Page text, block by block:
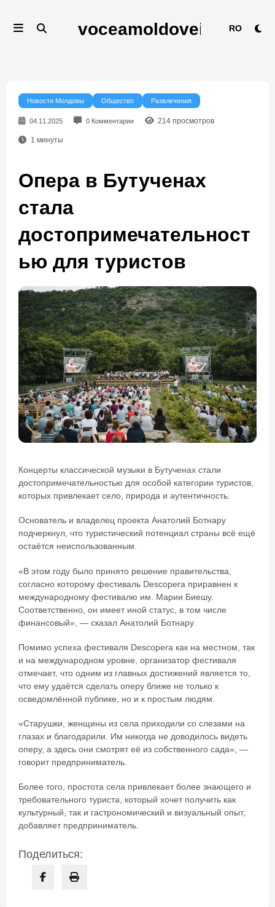
содержимому
RO
Новости Молдовы Общество Развлечения
04.11.2025 0 Комментарии 214 просмотров
1 минуты
Опера в Бутученах
стала
достопримечательност
ью для туристов
Концерты классической музыки в Бутученах стали
достопримечательностью для особой категории туристов,
которых привлекает село, природа и аутентичность.
Основатель и владелец проекта Анатолий Ботнару
подчеркнул, что туристический потенциал страны всё ещё
остаётся неиспользованным.
«В этом году было принято решение правительства,
согласно которому фестиваль Descopera приравнен к
международному фестивалю им. Марии Биешу.
Соответственно, он имеет иной статус, в том числе
финансовый», — сказал Анатолий Ботнару.
Помимо успеха фестиваля Descopera как на местном, так
и на международном уровне, организатор фестиваля
отмечает, что одним из главных достижений является то,
что ему удаётся сделать оперу ближе не только к
осведомлённой публике, но и к простым людям.
«Старушки, женщины из села приходили со слезами на
глазах и благодарили. Им никогда не доводилось видеть
оперу, а здесь они смотрят её из собственного сада», —
говорит предприниматель.
Более того, простота села привлекает более знающего и
требовательного туриста, который хочет получить как
культурный, так и гастрономический и визуальный опыт,
добавляет предприниматель.
Поделиться: